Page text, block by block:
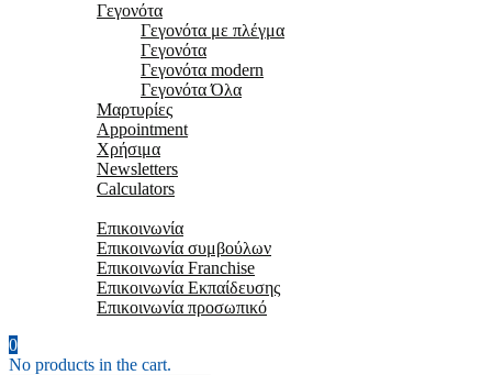
Γεγονότα
Γεγονότα με πλέγμα
Γεγονότα
Γεγονότα modern
Γεγονότα Όλα
Μαρτυρίες
Appointment
Χρήσιμα
Newsletters
Calculators
Επικοινωνία
Επικοινωνία συμβούλων
Επικοινωνία Franchise
Επικοινωνία Εκπαίδευσης
Επικοινωνία προσωπικό
0
No products in the cart.